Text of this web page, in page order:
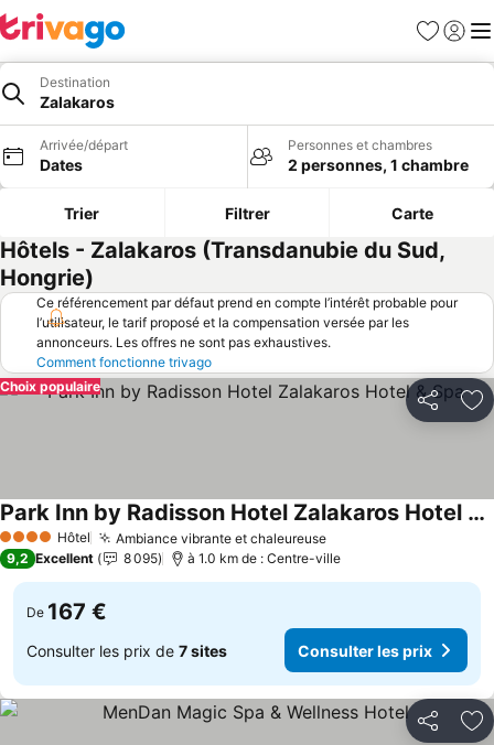
Favoris
Se
Destination
Zalakaros
Arrivée/départ
Dates
Personnes et chambres
2 personnes, 1 chambre
Trier Filtrer Carte
Hôtels - Zalakaros (Transdanubie du Sud,
Hongrie)
Ce référencement par défaut prend en compte l’intérêt probable pour
l’utilisateur, le tarif proposé et la compensation versée par les
annonceurs. Les offres ne sont pas exhaustives.
Comment fonctionne trivago
Partager
Choix populaire
4 Étoiles Hôtel Ambiance vibrante et chaleureuseConsulter les prix
Park Inn by Radisson Hotel Zalakaros Hotel & Spa
Consulter les prix
9,2 Excellent 8 095 à 1.0 km de : Centre-ville
De 167 €
Consulter les prix de 7 sites Consulter les prix
Partager